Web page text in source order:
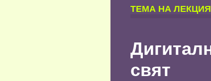
TЕМА НА
свят